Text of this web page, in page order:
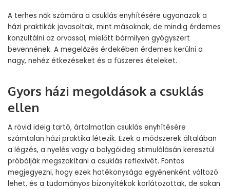
A terhes nők számára a csuklás enyhítésére ugyanazok a
házi praktikák javasoltak, mint másoknak, de mindig érdemes
konzultálni az orvossal, mielőtt bármilyen gyógyszert
bevennének. A megelőzés érdekében érdemes kerülni a
nagy, nehéz étkezéseket és a fűszeres ételeket.
Gyors házi megoldások a csuklás
ellen
A rövid ideig tartó, ártalmatlan csuklás enyhítésére
számtalan házi praktika létezik. Ezek a módszerek általában
a légzés, a nyelés vagy a bolygóideg stimulálásán keresztül
próbálják megszakítani a csuklás reflexívét. Fontos
megjegyezni, hogy ezek hatékonysága egyénenként változó
lehet, és a tudományos bizonyítékok korlátozottak, de sokan